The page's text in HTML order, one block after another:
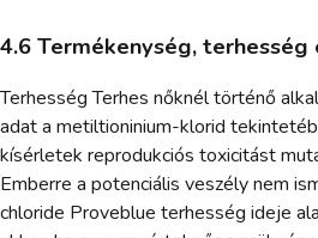
4.6 Termékenység, terhesség
Terhesség Terhes nőknél történő
adat a metiltioninium-klorid
kísérletek reprodukciós toxicitást
Emberre a potenciális veszély nem
chloride Proveblue terhesség ideje